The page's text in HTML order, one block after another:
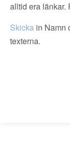
alltid era länkar.
Skicka in Namn
texterna.